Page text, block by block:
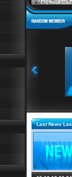
Last News Last
Last News